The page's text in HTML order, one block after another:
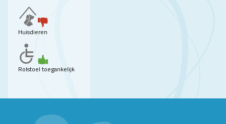
Huisdieren
Rolstoel toegankelijk